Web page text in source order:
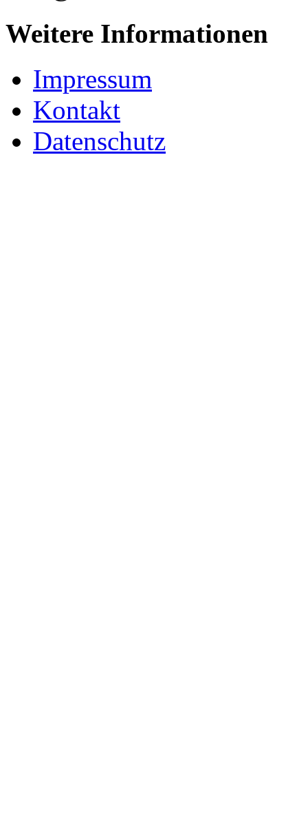
Weitere Informationen
Impressum
Kontakt
Datenschutz